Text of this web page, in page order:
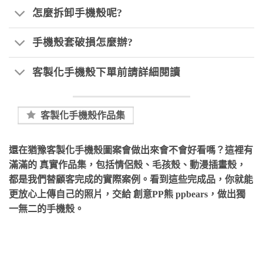
怎麼拆卸手機殼呢?
手機殼套破損怎麼辦?
客製化手機殼下單前請詳細閱讀
客製化手機殼作品集
還在猶豫客製化手機殼圖案會做出來會不會好看嗎？這裡有
滿滿的 真實作品集 ，包括情侶殼、毛孩殼、動漫插畫殼，
都是我們替顧客完成的實際案例。看到這些完成品，你就能
更放心上傳自己的照片，交給創意PP熊 ppbears ，做出獨
一無二的手機殼。